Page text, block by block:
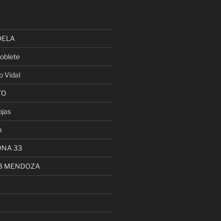
Vidal
33
MENDOZA